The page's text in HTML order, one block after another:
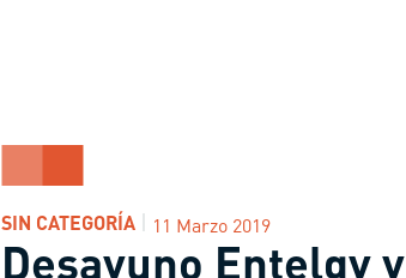
SIN CATEGORÍA 11 Marzo 2019
Desayuno Entelgy